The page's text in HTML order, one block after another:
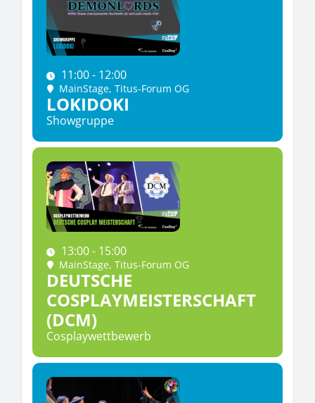
11:00 - 12:00
MainStage, Titus-Forum OG
LOKIDOKI
Showgruppe
13:00 - 15:00
MainStage, Titus-Forum OG
DEUTSCHE
COSPLAYMEISTERSCHAFT
(DCM)
Cosplaywettbewerb